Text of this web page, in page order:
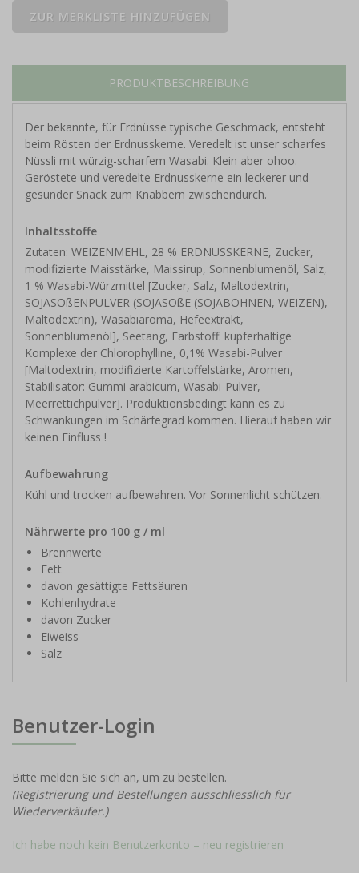
PRODUKTBESCHREIBUNG
Der bekannte, für Erdnüsse typische Geschmack, entsteht
beim Rösten der Erdnusskerne. Veredelt ist unser scharfes
Nüssli mit würzig-scharfem Wasabi. Klein aber ohoo.
Geröstete und veredelte Erdnusskerne ein leckerer und
gesunder Snack zum Knabbern zwischendurch.
Inhaltsstoffe
Zutaten: WEIZENMEHL, 28 % ERDNUSSKERNE, Zucker,
modifizierte Maisstärke, Maissirup, Sonnenblumenöl, Salz,
1 % Wasabi-Würzmittel [Zucker, Salz, Maltodextrin,
SOJASOßENPULVER (SOJASOßE (SOJABOHNEN, WEIZEN),
Maltodextrin), Wasabiaroma, Hefeextrakt,
Sonnenblumenöl], Seetang, Farbstoff: kupferhaltige
Komplexe der Chlorophylline, 0,1% Wasabi-Pulver
[Maltodextrin, modifizierte Kartoffelstärke, Aromen,
Stabilisator: Gummi arabicum, Wasabi-Pulver,
Meerrettichpulver]. Produktionsbedingt kann es zu
Schwankungen im Schärfegrad kommen. Hierauf haben wir
keinen Einfluss !
Aufbewahrung
Kühl und trocken aufbewahren. Vor Sonnenlicht schützen.
Nährwerte pro 100 g / ml
Brennwerte
Fett
davon gesättigte Fettsäuren
Kohlenhydrate
davon Zucker
Eiweiss
Salz
Benutzer-Login
Bitte melden Sie sich an, um zu bestellen.
(Registrierung und Bestellungen ausschliesslich für
Wiederverkäufer.)
Ich habe noch kein Benutzerkonto – neu registrieren